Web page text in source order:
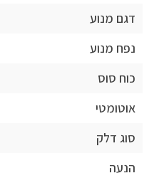
דגם מנוע
נפח מנוע
כוח סוס
אוטומטי
סוג דלק
הנעה